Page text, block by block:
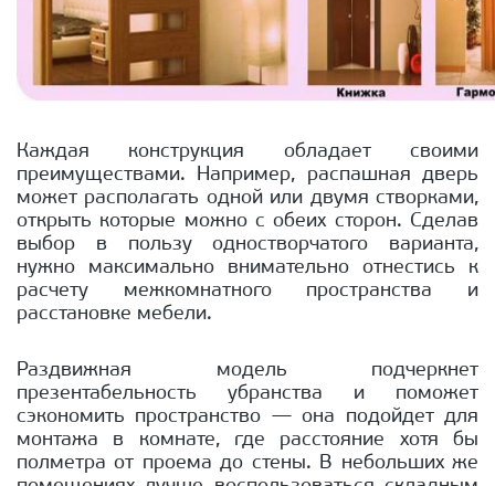
Каждая конструкция обладает своими
преимуществами. Например, распашная дверь
может располагать одной или двумя створками,
открыть которые можно с обеих сторон. Сделав
выбор в пользу одностворчатого варианта,
нужно максимально внимательно отнестись к
расчету межкомнатного пространства и
расстановке мебели.
Раздвижная модель подчеркнет
презентабельность убранства и поможет
сэкономить пространство — она подойдет для
монтажа в комнате, где расстояние хотя бы
полметра от проема до стены. В небольших же